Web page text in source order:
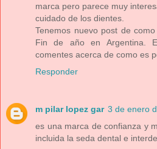
marca pero parece muy
cuidado de los dientes.
Tenemos nuevo post de
Fin de año en Argentina.
comentes acerca de como es
Responder
m pilar lopez gar 3 de enero
es una marca de confianza y
incluida la seda dental e